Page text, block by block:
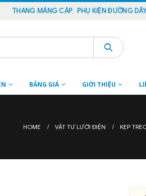
THANG MÁNG CÁP PHỤ KIỆN ĐƯỜNG DÂY
BẢNG GIÁ GIỚI THIỆU
HOME VẬT TƯ LƯỚI ĐIỆN KẸP